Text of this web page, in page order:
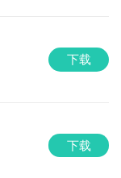
下载
下载